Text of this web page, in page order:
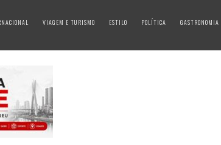
VIAGEM E TURISMO ESTILO POLÍTICA GASTRONOMIA